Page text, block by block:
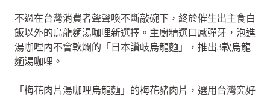
不過在台灣消費者聲聲喚不斷敲碗下，終於催生出主食白
飯以外的烏龍麵湯咖哩新選擇。主廚精選口感彈牙，泡進
湯咖哩內不會軟爛的「日本讚岐烏龍麵」，推出3款烏龍
麵湯咖哩。
「梅花肉片湯咖哩烏龍麵」的梅花豬肉片，選用台灣究好